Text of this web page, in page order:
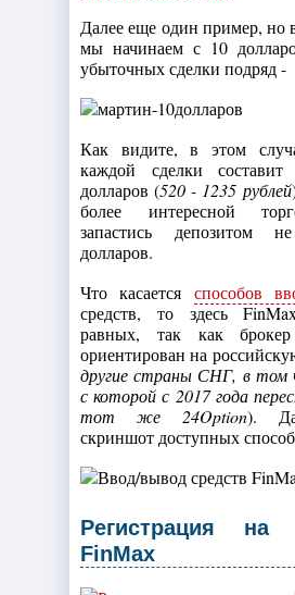
Далее еще один пример, но
мы начинаем с 10
убыточных сделки подряд -
Как видите, в этом
каждой сделки
долларов (520 - 1235 рублей
более интересной
запастись депозитом
долларов.
Что касается способов
средств, то здесь
равных, так как брокер
ориентирован на
другие страны СНГ, в том
с которой с 2017 года
тот же 24Option).
скриншот доступных
Регистрация на
FinMax